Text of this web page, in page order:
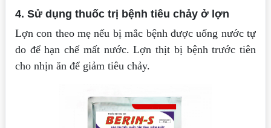
4. Sử dụng thuốc trị bệnh tiêu chảy ở lợn
Lợn con theo mẹ nếu bị mắc bệnh được uống nước tự
do để hạn chế mất nước. Lợn thịt bị bệnh trước tiên
cho nhịn ăn để giảm tiêu chảy.